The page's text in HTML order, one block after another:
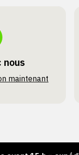
nous
maintenant